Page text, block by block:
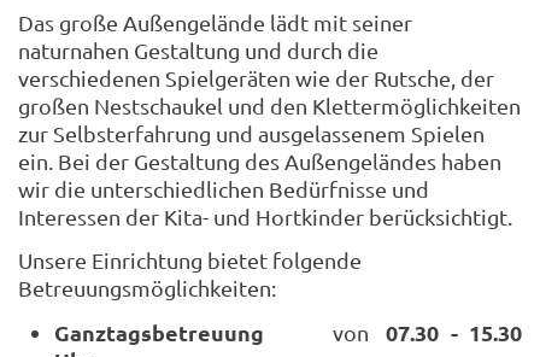
Das große Außengelände lädt mit seiner
naturnahen Gestaltung und durch die
verschiedenen Spielgeräten wie der Rutsche, der
großen Nestschaukel und den Klettermöglichkeiten
zur Selbsterfahrung und ausgelassenem Spielen
ein. Bei der Gestaltung des Außengeländes haben
wir die unterschiedlichen Bedürfnisse und
Interessen der Kita- und Hortkinder berücksichtigt.
Unsere Einrichtung bietet folgende
Betreuungsmöglichkeiten:
Ganztagsbetreuung von 07.30 - 15.30